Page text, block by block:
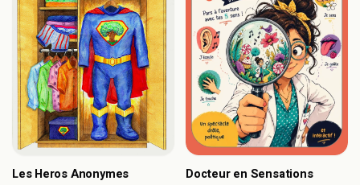
Les Heros Anonymes Docteur en Sensations